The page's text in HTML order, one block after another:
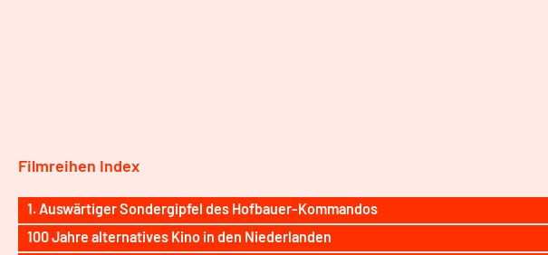
Filmreihen Index
1. Auswärtiger Sondergipfel des Hofbauer-Kommandos
100 Jahre alternatives Kino in den Niederlanden